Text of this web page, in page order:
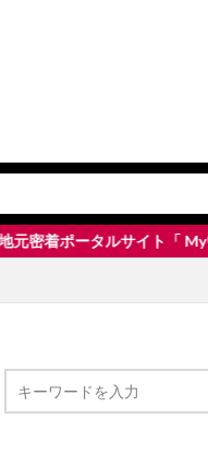
ルサイト「 Myいいだ 」